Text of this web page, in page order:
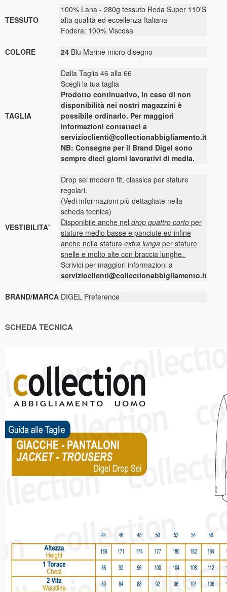
TESSUTO
100% Lana - 280g tessuto Reda Super 110'S
alta qualità ed eccellenza Italiana
Fodera: 100% Viscosa
COLORE 24 Blu Marine micro disegno
TAGLIA
Dalla Taglia 46 alla 66
Scegli la tua taglia
Prodotto continuativo, in caso di non
disponibilità nei nostri magazzini è
possibile ordinarlo. Per maggiori
informazioni contattaci a
servizioclienti@collectionabbigliamento.it
NB: Consegne per il Brand Digel sono
sempre dieci giorni lavorativi di media.
VESTIBILITA'
Drop sei modern fit, classica per stature
regolari.
(Vedi informazioni più dettagliate nella
scheda tecnica)
Disponibile anche nel drop quattro corto per
stature medio basse e panciute ed infine
anche nella statura extra lunga per stature
snelle e molto alte con braccia lunghe.
Scrivici per maggiori informazioni a
servizioclienti@collectionabbigliamento.it
BRAND/MARCA DIGEL Preference
SCHEDA TECNICA